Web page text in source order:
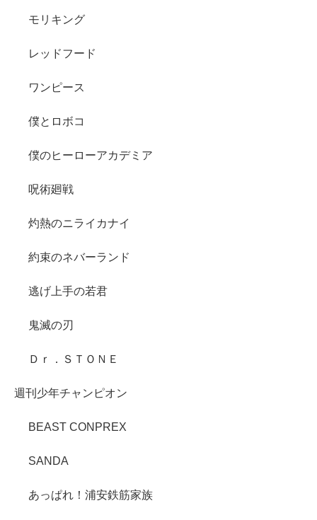
モリキング
レッドフード
ワンピース
僕とロボコ
僕のヒーローアカデミア
呪術廻戦
灼熱のニライカナイ
約束のネバーランド
逃げ上手の若君
鬼滅の刃
Ｄｒ．ＳＴＯＮＥ
週刊少年チャンピオン
BEAST CONPREX
SANDA
あっぱれ！浦安鉄筋家族